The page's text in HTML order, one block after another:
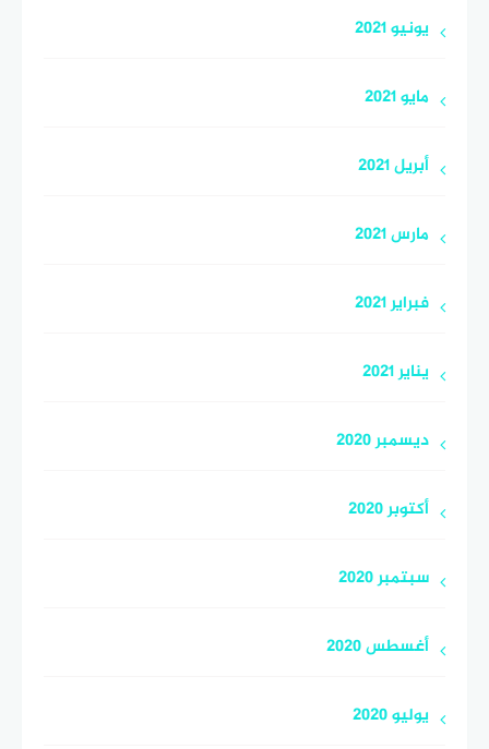
يونيو 2021
مايو 2021
أبريل 2021
مارس 2021
فبراير 2021
يناير 2021
ديسمبر 2020
أكتوبر 2020
سبتمبر 2020
أغسطس 2020
يوليو 2020